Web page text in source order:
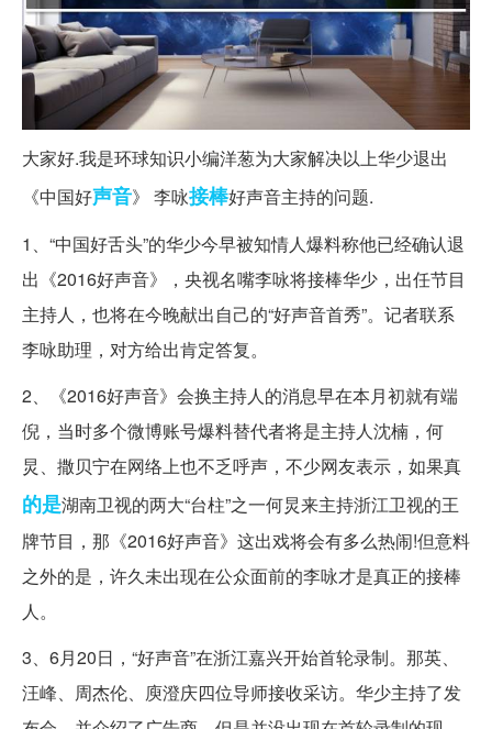
大家好.我是环球知识小编洋葱为大家解决以上华少退出
《中国好声音》 李咏接棒好声音主持的问题.
1、“中国好舌头”的华少今早被知情人爆料称他已经确认退
出《2016好声音》，央视名嘴李咏将接棒华少，出任节目
主持人，也将在今晚献出自己的“好声音首秀”。记者联系
李咏助理，对方给出肯定答复。
2、《2016好声音》会换主持人的消息早在本月初就有端
倪，当时多个微博账号爆料替代者将是主持人沈楠，何
炅、撒贝宁在网络上也不乏呼声，不少网友表示，如果真
的是湖南卫视的两大“台柱”之一何炅来主持浙江卫视的王
牌节目，那《2016好声音》这出戏将会有多么热闹!但意料
之外的是，许久未出现在公众面前的李咏才是真正的接棒
人。
3、6月20日，“好声音”在浙江嘉兴开始首轮录制。那英、
汪峰、周杰伦、庾澄庆四位导师接收采访。华少主持了发